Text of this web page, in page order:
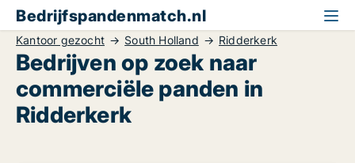
Bedrijfspandenmatch.nl
Kantoor gezocht South Holland Ridderkerk
Bedrijven op zoek naar
commerciële panden in
Ridderkerk